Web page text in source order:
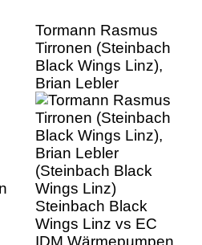
Tormann Rasmus
Tirronen (Steinbach
Black Wings Linz),
Brian Lebler
(Steinbach Black
Wings Linz)
Steinbach Black
Wings Linz vs EC
IDM Wärmepumpen
VSV, 2. Runde ICE
Eishockey Liga,
Linz AG Eisarena